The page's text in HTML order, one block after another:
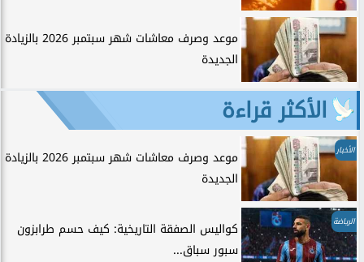
موعد وصرف معاشات شهر سبتمبر 2026 بالزيادة
الجديدة
الأكثر قراءة
الأخبار
موعد وصرف معاشات شهر سبتمبر 2026 بالزيادة
الجديدة
الرياضة
كواليس الصفقة التاريخية: كيف حسم طرابزون
سبور سباق...